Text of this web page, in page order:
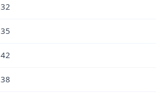
32
35
42
38